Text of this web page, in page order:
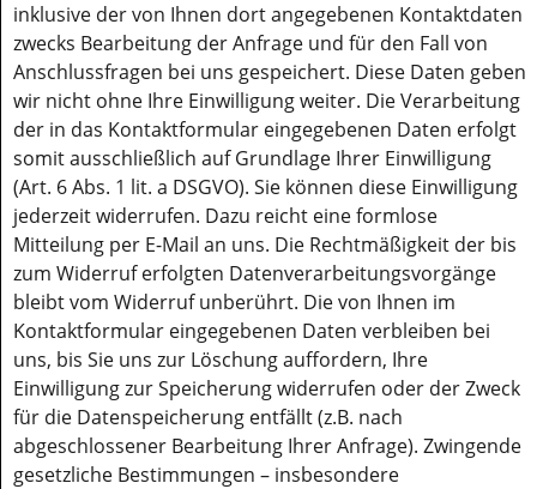
inklusive der von Ihnen dort angegebenen Kontaktdaten
zwecks Bearbeitung der Anfrage und für den Fall von
Anschlussfragen bei uns gespeichert. Diese Daten geben
wir nicht ohne Ihre Einwilligung weiter. Die Verarbeitung
der in das Kontaktformular eingegebenen Daten erfolgt
somit ausschließlich auf Grundlage Ihrer Einwilligung
(Art. 6 Abs. 1 lit. a DSGVO). Sie können diese Einwilligung
jederzeit widerrufen. Dazu reicht eine formlose
Mitteilung per E-Mail an uns. Die Rechtmäßigkeit der bis
zum Widerruf erfolgten Datenverarbeitungsvorgänge
bleibt vom Widerruf unberührt. Die von Ihnen im
Kontaktformular eingegebenen Daten verbleiben bei
uns, bis Sie uns zur Löschung auffordern, Ihre
Einwilligung zur Speicherung widerrufen oder der Zweck
für die Datenspeicherung entfällt (z.B. nach
abgeschlossener Bearbeitung Ihrer Anfrage). Zwingende
gesetzliche Bestimmungen – insbesondere